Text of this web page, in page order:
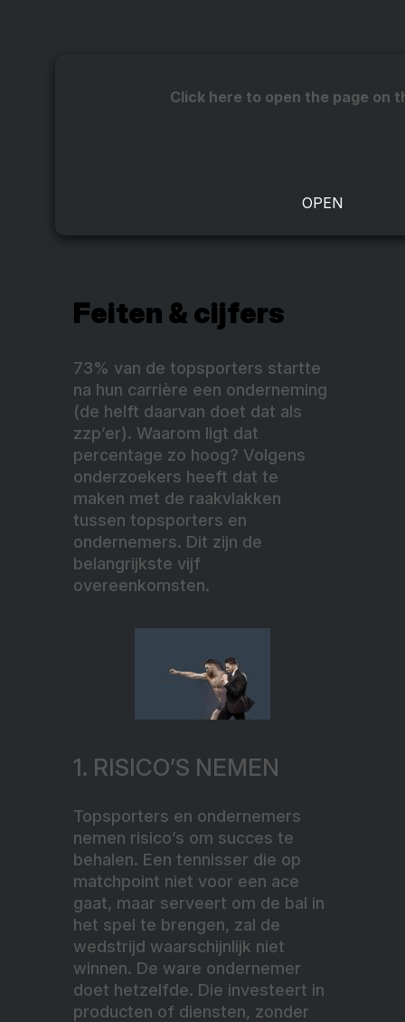
Click here to open the page on
Feiten & cijfers
73% van de topsporters startte
na hun carrière een onderneming
(de helft daarvan doet dat als
zzp’er). Waarom ligt dat
percentage zo hoog? Volgens
onderzoekers heeft dat te
maken met de raakvlakken
tussen topsporters en
ondernemers. Dit zijn de
belangrijkste vijf
overeenkomsten.
1. RISICO’S NEMEN
Topsporters en ondernemers
nemen risico’s om succes te
behalen. Een tennisser die op
matchpoint niet voor een ace
gaat, maar serveert om de bal in
het spel te brengen, zal de
wedstrijd waarschijnlijk niet
winnen. De ware ondernemer
doet hetzelfde. Die investeert in
producten of diensten, zonder